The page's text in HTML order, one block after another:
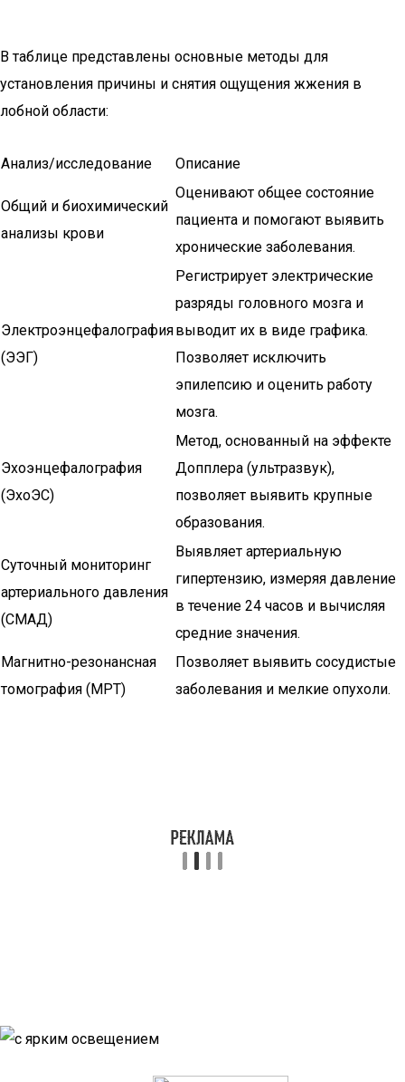
В таблице представлены основные методы для
установления причины и снятия ощущения жжения в
лобной области:
Анализ/исследование Описание
Общий и биохимический
анализы крови
Оценивают общее состояние
пациента и помогают выявить
хронические заболевания.
Электроэнцефалография
(ЭЭГ)
Регистрирует электрические
разряды головного мозга и
выводит их в виде графика.
Позволяет исключить
эпилепсию и оценить работу
мозга.
Эхоэнцефалография
(ЭхоЭС)
Метод, основанный на эффекте
Допплера (ультразвук),
позволяет выявить крупные
образования.
Суточный мониторинг
артериального давления
(СМАД)
Выявляет артериальную
гипертензию, измеряя давление
в течение 24 часов и вычисляя
средние значения.
Магнитно-резонансная
томография (МРТ)
Позволяет выявить сосудистые
заболевания и мелкие опухоли.